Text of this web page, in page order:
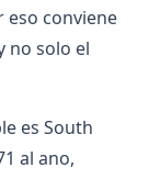
eso conviene
no solo el
es South
al ano,